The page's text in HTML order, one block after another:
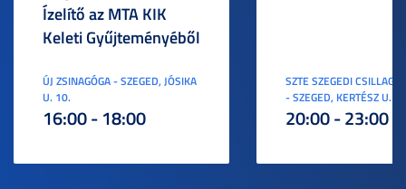
Ízelítő az MTA KIK
Keleti Gyűjteményéből
ÚJ ZSINAGÓGA - SZEGED, JÓSIKA
U. 10.
16:00 - 18:00
SZTE SZEGEDI
- SZEGED, KERTÉSZ U. 3.
20:00 - 23:00